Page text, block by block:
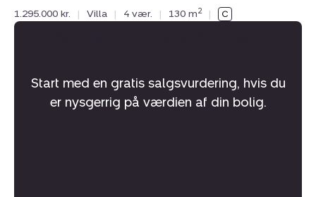
1.295.000 kr.
| Villa | 4 vær. | 130 m2 |
Start med en gratis salgsvurdering, hvis du
er nysgerrig på værdien af din bolig.